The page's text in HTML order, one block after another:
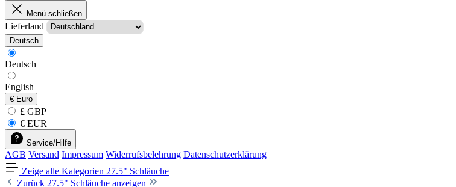
Menü schließen
Lieferland
Deutsch
Deutsch
English
€ Euro
£ GBP
€ EUR
Service/Hilfe
AGB Versand Impressum Widerrufsbelehrung Datenschutzerklärung
Zeige alle Kategorien 27.5" Schläuche
Zurück 27.5" Schläuche anzeigen